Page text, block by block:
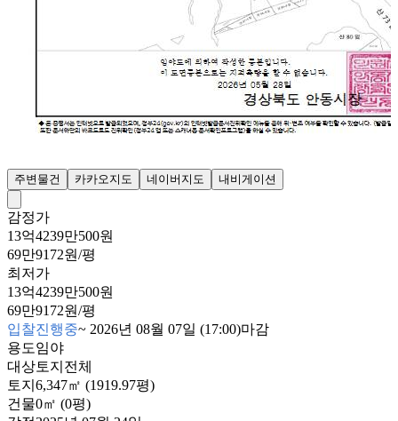
주변물건 카카오지도 네이버지도 내비게이션
감정가
13억4239만500원
69만9172원/평
최저가
13억4239만500원
69만9172원/평
입찰진행중~ 2026년 08월 07일 (17:00)마감
용도임야
대상토지전체
토지 6,347㎡ (1919.97평)
건물0㎡ (0평)